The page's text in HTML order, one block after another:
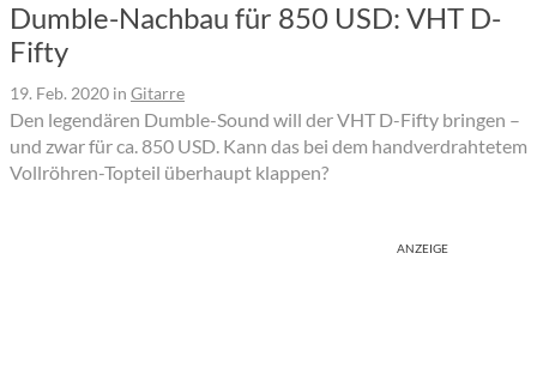
Dumble-Nachbau für 850 USD: VHT D-
Fifty
19. Feb. 2020 in Gitarre
Den legendären Dumble-Sound will der VHT D-Fifty bringen –
und zwar für ca. 850 USD. Kann das bei dem handverdrahtetem
Vollröhren-Topteil überhaupt klappen?
ANZEIGE